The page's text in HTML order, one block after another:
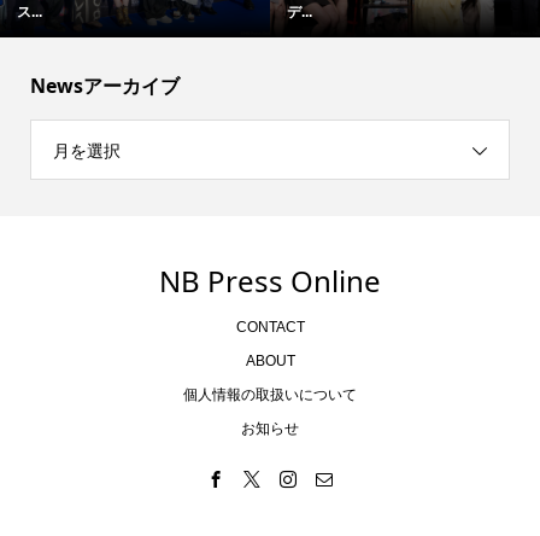
ス...
デ...
Newsアーカイブ
月を選択
NB Press Online
CONTACT
ABOUT
個人情報の取扱いについて
お知らせ